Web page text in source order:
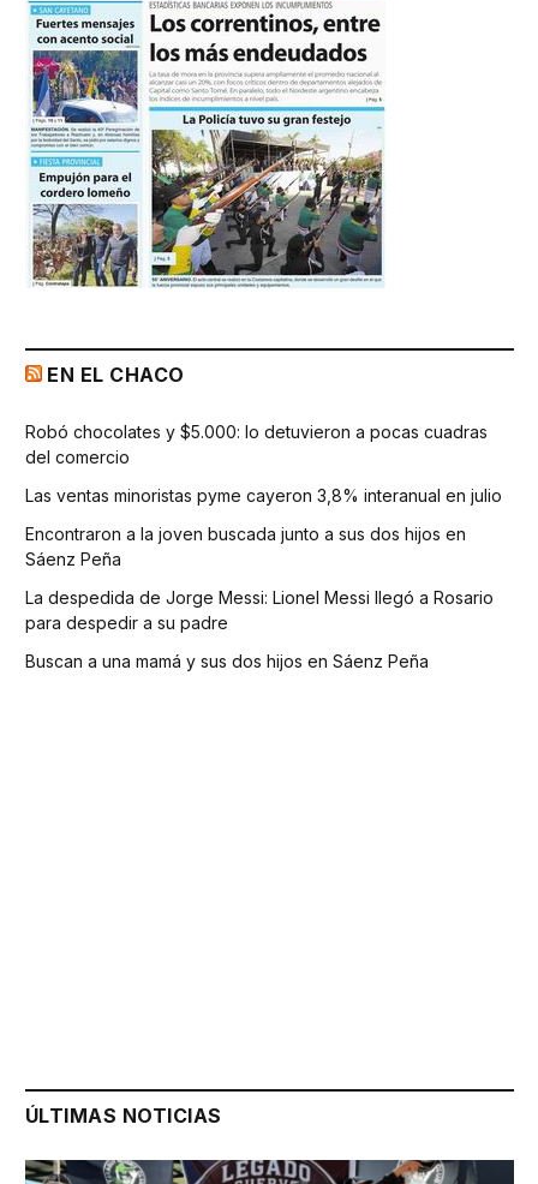
EN EL CHACO
Robó chocolates y $5.000: lo detuvieron a pocas cuadras
del comercio
Las ventas minoristas pyme cayeron 3,8% interanual en julio
Encontraron a la joven buscada junto a sus dos hijos en
Sáenz Peña
La despedida de Jorge Messi: Lionel Messi llegó a Rosario
para despedir a su padre
Buscan a una mamá y sus dos hijos en Sáenz Peña
ÚLTIMAS NOTICIAS